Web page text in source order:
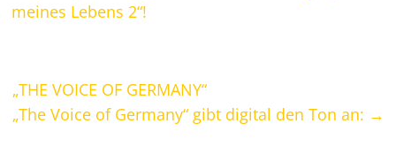
meines Lebens 2“!
„THE VOICE OF GERMANY“
„The Voice of Germany“ gibt digital den Ton an: →